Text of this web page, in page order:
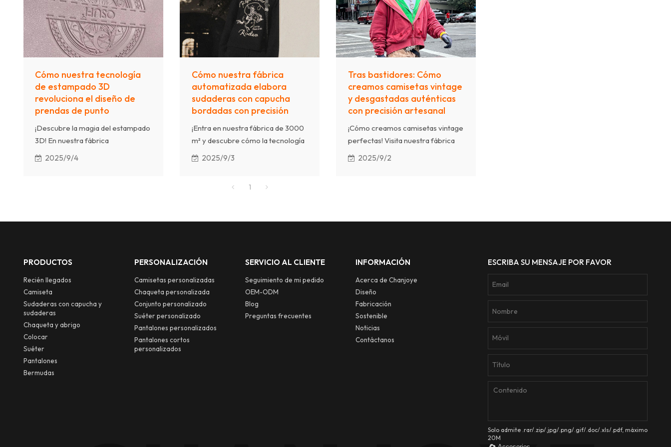
efectos de impresión,
garantizamos que cada chaqueta
refleje una calidad superior y un
estilo urbano único.
estética moderna, este proceso
ayuda a las marcas a crear
logotipos y patrones de primera
calidad que destacan tanto por su
diseño como por su tacto.
combinando la artesanía
tradicional con la capacidad de
producción moderna.
Cómo nuestra tecnología
de estampado 3D
revoluciona el diseño de
prendas de punto
¡Descubre la magia del estampado
3D! En nuestra fábrica
automatizada de 3000 m²,
2025/9/4
Cómo nuestra fábrica
automatizada elabora
sudaderas con capucha
bordadas con precisión
¡Entra en nuestra fábrica de 3000
m² y descubre cómo la tecnología
se fusiona con la tradición!
diseños personalizados
millón de piezas, combinamos
velocidad y maestría para las
marcas de ropa urbana.
2025/9/3
Tras bastidores: Cómo
creamos camisetas vintage
y desgastadas auténticas
con precisión artesanal
¡Cómo creamos camisetas vintage
perfectas! Visita nuestra fábrica
de 3000 m² con producción
2025/9/2
1
PRODUCTOS
Recién llegados
Camiseta
Sudaderas con capucha y
sudaderas
Chaqueta y abrigo
Colocar
Suéter
Pantalones
Bermudas
PERSONALIZACIÓN
Camisetas personalizadas
Chaqueta personalizada
Conjunto personalizado
Suéter personalizado
Pantalones personalizados
Pantalones cortos
personalizados
SERVICIO AL CLIENTE
Seguimiento de mi pedido
OEM-ODM
Blog
Preguntas frecuentes
INFORMACIÓN
Acerca de Chanjoye
Diseño
Fabricación
Sostenible
Noticias
Contáctanos
ESCRIBA SU MENSAJE POR FAVOR
Solo admite .rar/.zip/.jpg/.png/.gif/.doc/.xls/.pdf, máximo
20M